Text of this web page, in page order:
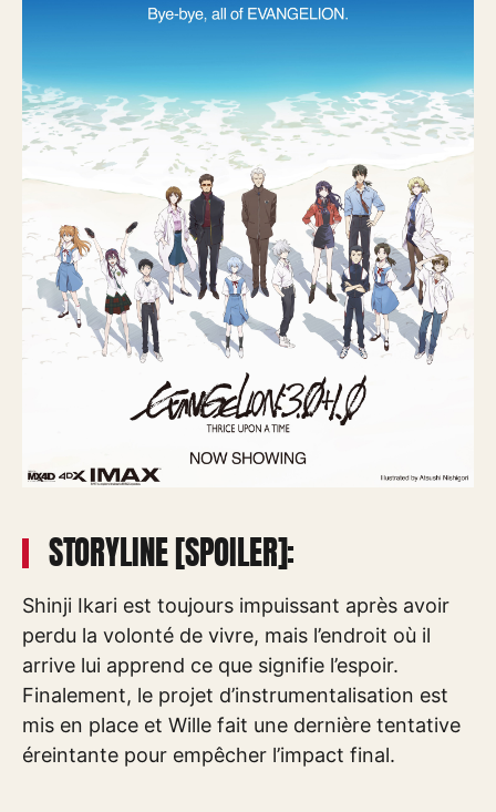
STORYLINE [SPOILER]:
Shinji Ikari est toujours impuissant après avoir
perdu la volonté de vivre, mais l’endroit où il
arrive lui apprend ce que signifie l’espoir.
Finalement, le projet d’instrumentalisation est
mis en place et Wille fait une dernière tentative
éreintante pour empêcher l’impact final.